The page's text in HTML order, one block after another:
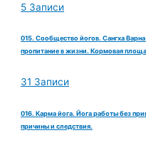
5 Записи
015. Сообщество йогов. Сангха
пропитание в жизни. Кормовая
31 Записи
016. Карма йога. Йога работы без
причины и следствия.